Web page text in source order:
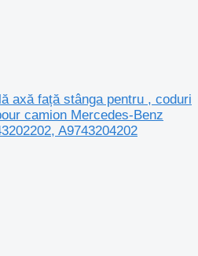
axă față stânga pentru , coduri
camion Mercedes-Benz
A9743204202